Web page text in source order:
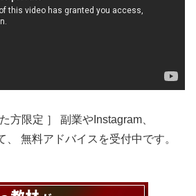
方限定 ］ 副業やInstagram、
、 無料アドバイスを受付中です。